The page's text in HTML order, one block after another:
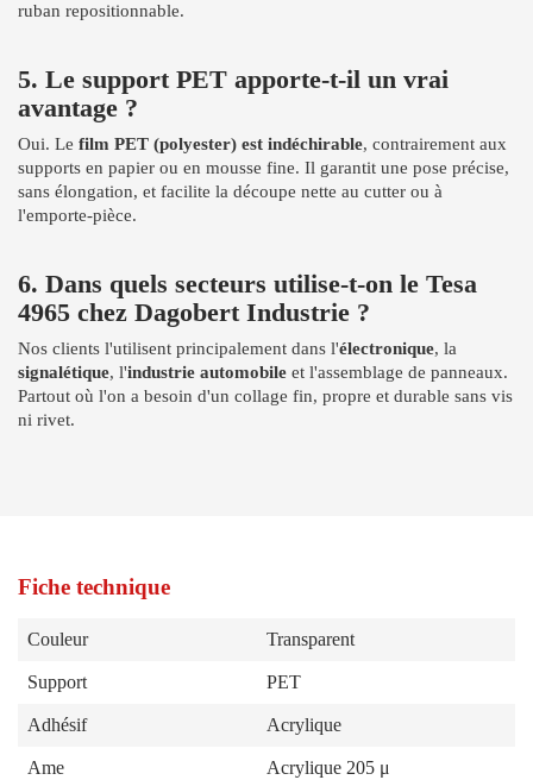
ruban repositionnable.
5. Le support PET apporte-t-il un vrai
avantage ?
Oui. Le film PET (polyester) est indéchirable, contrairement aux
supports en papier ou en mousse fine. Il garantit une pose précise,
sans élongation, et facilite la découpe nette au cutter ou à
l'emporte-pièce.
6. Dans quels secteurs utilise-t-on le Tesa
4965 chez Dagobert Industrie ?
Nos clients l'utilisent principalement dans l'électronique, la
signalétique, l'industrie automobile et l'assemblage de panneaux.
Partout où l'on a besoin d'un collage fin, propre et durable sans vis
ni rivet.
Fiche technique
Couleur Transparent
Support PET
Adhésif Acrylique
Ame Acrylique 205 μ